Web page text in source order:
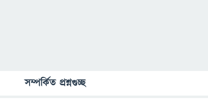
সম্পর্কিত প্রশ্নগুচ্ছ